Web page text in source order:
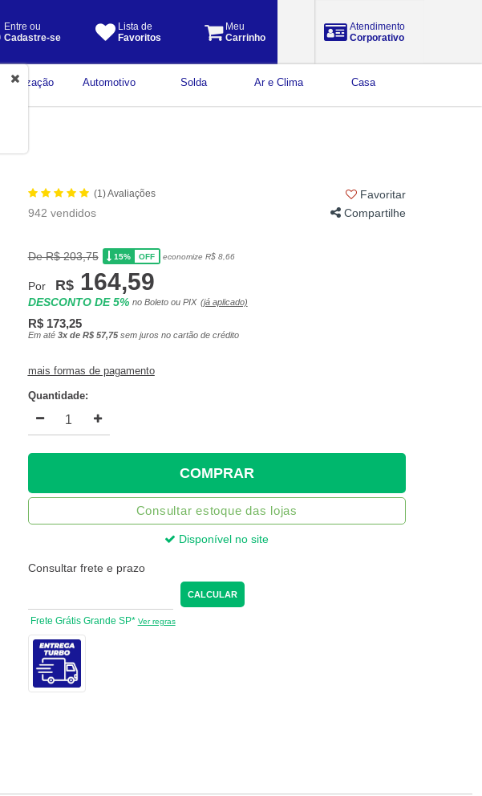
Entre ou
Cadastre-se
Lista de
Favoritos
Meu
Carrinho
Atendimento
Corporativo
Organização Automotivo Solda Ar e Clima Casa
(1) Avaliações
Favoritar
942 vendidos
Compartilhe
De R$ 203,75 15% OFF economize R$ 8,66
Por R$ 164,59
DESCONTO DE 5% no Boleto ou PIX (já aplicado)
R$ 173,25
Em até 3x de R$ 57,75sem juros no cartão de crédito
mais formas de pagamento
Quantidade:
COMPRAR
Consultar estoque das lojas
Disponível no site
Consultar frete e prazo
CALCULAR
Frete Grátis Grande SP* Ver regras